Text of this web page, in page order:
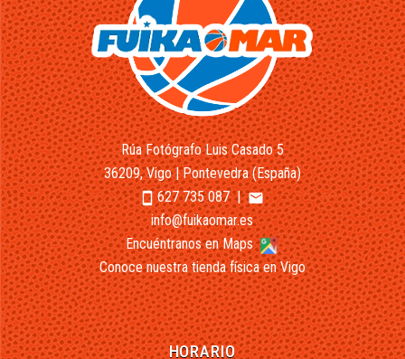
Rúa Fotógrafo Luis Casado 5
36209, Vigo | Pontevedra (España)
smartphone627 735 087|email
info@fuikaomar.es
Encuéntranos en Maps
Conoce nuestra tienda física en Vigo
HORARIO